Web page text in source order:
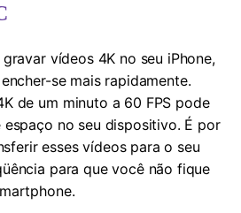
vídeos 4K no seu iPhone,
se mais rapidamente.
de um minuto a 60 FPS pode
no seu dispositivo. É por
esses vídeos para o seu
para que você não fique